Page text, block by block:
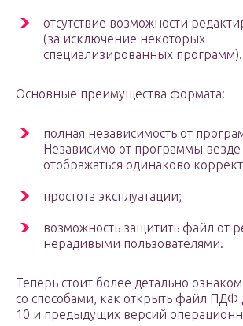
отсутствие возможности
(за исключение некоторых
специализированных программ).
Основные преимущества формата:
полная независимость от
Независимо от программы везде
отображаться одинаково
простота эксплуатации;
возможность защитить файл от
нерадивыми пользователями.
Теперь стоит более детально
со способами, как открыть файл ПДФ
10 и предыдущих версий